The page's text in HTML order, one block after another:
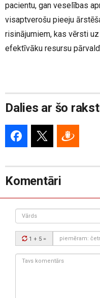
pacientu, gan veselības
visaptverošu pieeju
risinājumiem, kas vērsti
efektīvāku resursu
Dalies ar šo
Komentāri
Vārds
Drošības
kods:
1 + 5 =
Tavs